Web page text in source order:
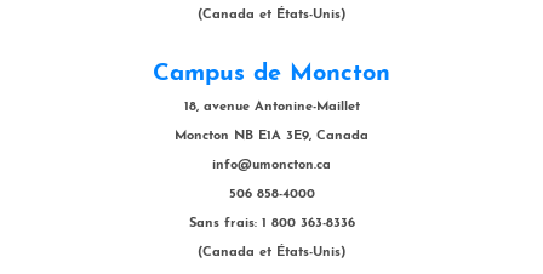
(Canada et États-Unis)
Campus de Moncton
18, avenue Antonine-Maillet
Moncton NB E1A 3E9, Canada
info@umoncton.ca
506 858-4000
Sans frais: 1 800 363-8336
(Canada et États-Unis)